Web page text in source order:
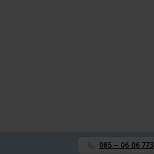
085 – 06 06 773